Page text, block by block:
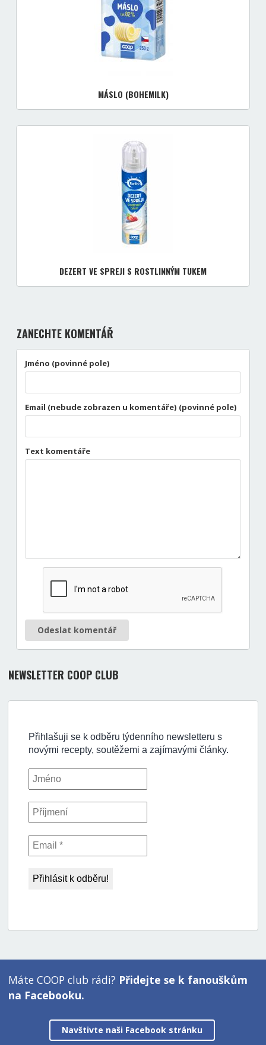
MÁSLO (BOHEMILK)
DEZERT VE SPREJI S ROSTLINNÝM TUKEM
ZANECHTE KOMENTÁŘ
Jméno (povinné pole)
Email (nebude zobrazen u komentáře) (povinné pole)
Text komentáře
Odeslat komentář
NEWSLETTER COOP CLUB
Máte COOP club rádi? Přidejte se k fanouškům
na Facebooku.
Navštivte naši Facebook stránku